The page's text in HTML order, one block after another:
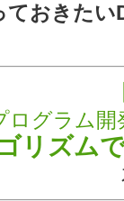
ておきた
ログラム開
リズム